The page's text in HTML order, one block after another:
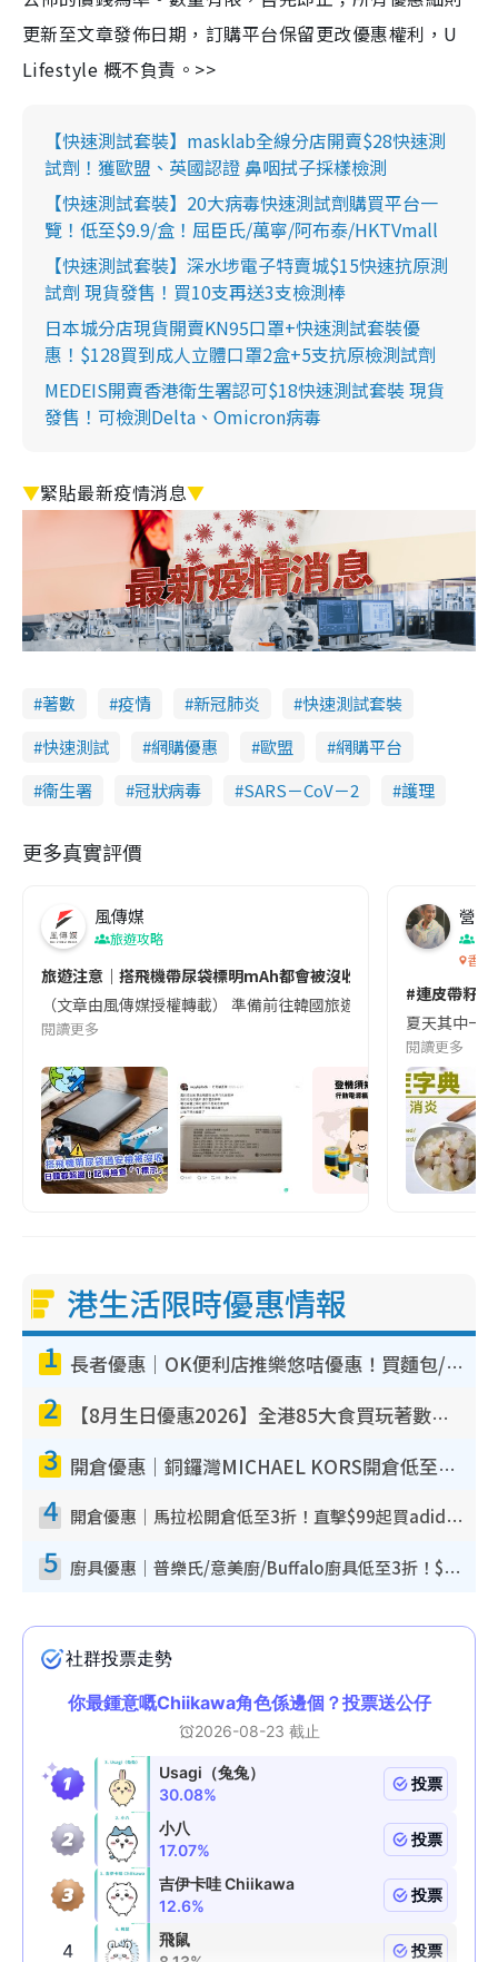
更新至文章發佈日期，訂購平台保留更改優惠權利，U
Lifestyle 概不負責。>>
【快速測試套裝】masklab全線分店開賣$28快速測
試劑！獲歐盟、英國認證 鼻咽拭子採樣檢測
【快速測試套裝】20大病毒快速測試劑購買平台一
覽！低至$9.9/盒！屈臣氏/萬寧/阿布泰/HKTVmall
【快速測試套裝】深水埗電子特賣城$15快速抗原測
試劑 現貨發售！買10支再送3支檢測棒
日本城分店現貨開賣KN95口罩+快速測試套裝優
惠！$128買到成人立體口罩2盒+5支抗原檢測試劑
MEDEIS開賣香港衛生署認可$18快速測試套裝 現貨
發售！可檢測Delta、Omicron病毒
▼緊貼最新疫情消息▼
著數 疫情 新冠肺炎
快速測試套裝
快速測試
網購優惠 歐盟
網購平台
衞生署
冠狀病毒 SARS－CoV－2 護理
更多真實評價
風傳媒
旅遊攻略
旅遊注意｜搭飛機帶尿袋標明mAh都會被沒收😱出發前切記檢查
（文章由風傳媒授權轉載） 準備前往韓國旅遊的民眾，近期要
閱讀更多
營養
香港
#連皮帶籽
夏天其中一
閱讀更多
港生活限時優惠情報
1 長者優惠｜OK便利店推樂悠咭優惠！買麵包/牛奶/保健品拍卡即減
2 【8月生日優惠2026】全港85大食買玩著數攻略 自助餐/火鍋放題同行免費＋誠品/DONKI送現金券
3 開倉優惠｜銅鑼灣MICHAEL KORS開倉低至17折！直擊$500起買手袋/銀包/鞋款 必買經典Jet Set系列
4 開倉優惠｜馬拉松開倉低至3折！直擊$99起買adidas／New Balance／Puma鞋款 STANLEY保溫杯劈價至$119起
5 廚具優惠｜普樂氏/意美廚/Buffalo廚具低至3折！$89起買煎鍋／炒鑊／個人鍋 同場小家電激減至$99起